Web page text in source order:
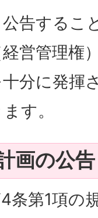
告するこ
営管理権
分に発揮
す。
画の公
条第1項の